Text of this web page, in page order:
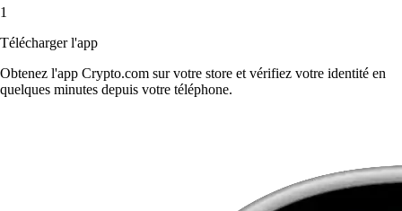
1
Télécharger l'app
Obtenez l'app Crypto.com sur votre store et vérifiez votre identité en
quelques minutes depuis votre téléphone.